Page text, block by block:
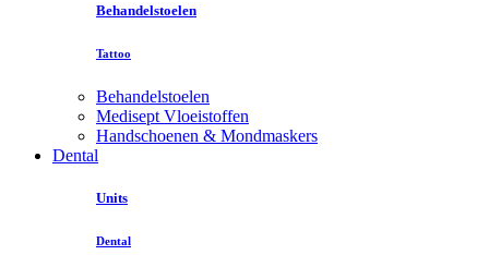
Behandelstoelen
Tattoo
Behandelstoelen
Medisept Vloeistoffen
Handschoenen & Mondmaskers
Dental
Units
Dental